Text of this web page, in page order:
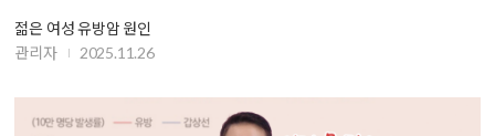
젊은 여성 유방암 원인
관리자
2025.11.26